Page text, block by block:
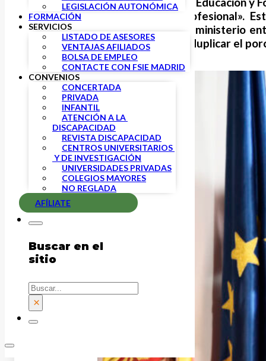
LEGISLACIÓN AUTONÓMICA
FORMACIÓN
SERVICIOS
LISTADO DE ASESORES
VENTAJAS AFILIADOS
BOLSA DE EMPLEO
CONTACTE CON FSIE MADRID
CONVENIOS
CONCERTADA
PRIVADA
INFANTIL
ATENCIÓN A LA
DISCAPACIDAD
REVISTA DISCAPACIDAD
CENTROS UNIVERSITARIOS
Y DE INVESTIGACIÓN
UNIVERSIDADES PRIVADAS
COLEGIOS MAYORES
NO REGLADA
AFÍLIATE
Buscar en el
sitio
Buscar
×
para una nueva Formación Profesional».
descripción de lo que desde el ministerio
España necesitamos, al menos, duplicar el